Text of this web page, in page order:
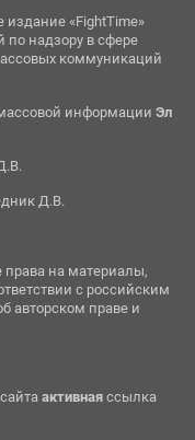
«FightTime»
по надзору в сфере
коммуникаций
информации Эл
Д.В.
права на материалы,
с российским
авторском праве и
активнаяссылка